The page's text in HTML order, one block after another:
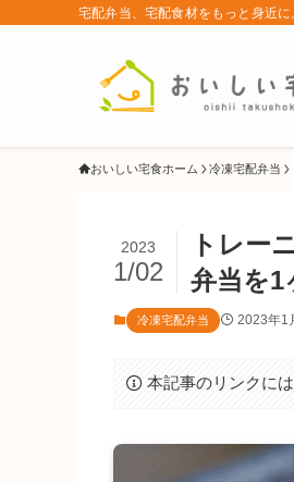
宅配弁当、宅配食材をもっと身近に
おいしい宅食ホーム 冷凍宅配弁当
トレー
弁当を1
2023
1/02
冷凍宅配弁当 2023年1
本記事のリンクに